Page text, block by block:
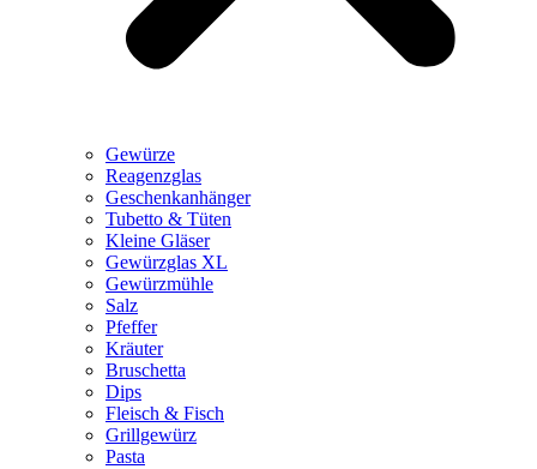
Gewürze
Reagenzglas
Geschenkanhänger
Tubetto & Tüten
Kleine Gläser
Gewürzglas XL
Gewürzmühle
Salz
Pfeffer
Kräuter
Bruschetta
Dips
Fleisch & Fisch
Grillgewürz
Pasta